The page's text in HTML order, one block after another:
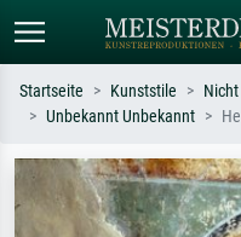
Suchen Sie nach Künstlern,
oder Stilen – z.B. Monet,
Sternennacht, Impressionismus,
Startseite Kunststile
Unbekannt Unbekannt